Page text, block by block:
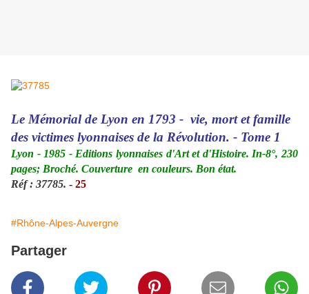
Le Mémorial de Lyon en 1793 - vie, mort et famille
des victimes lyonnaises de la Révolution. - Tome 1
Lyon - 1985 - Editions lyonnaises d'Art et d'Histoire. In-8°, 230
pages; Broché. Couverture en couleurs. Bon état.
Réf : 37785. - 25
#Rhône-Alpes-Auvergne
Partager